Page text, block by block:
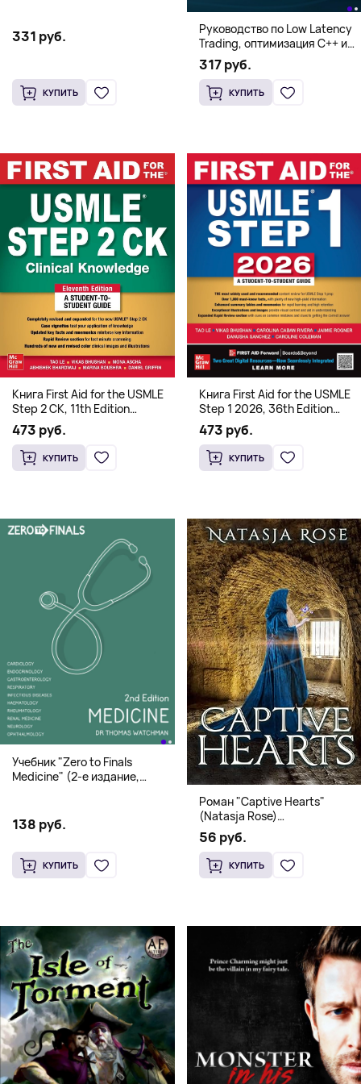
331 руб.
КУПИТЬ
Руководство по Low Latency
Trading, оптимизация C++ и
системная архитектура для
HFT
317 руб.
КУПИТЬ
Книга First Aid for the USMLE
Step 2 CK, 11th Edition
(Мягкий переплет,
Английский язык)
473 руб.
КУПИТЬ
Книга First Aid for the USMLE
Step 1 2026, 36th Edition
(Мягкий переплет,
Английский язык)
473 руб.
КУПИТЬ
Учебник "Zero to Finals
Medicine" (2-е издание,
138 руб.
КУПИТЬ
Роман "Captive Hearts"
(Natasja Rose)
Романтическое фэнтези
56 руб.
КУПИТЬ